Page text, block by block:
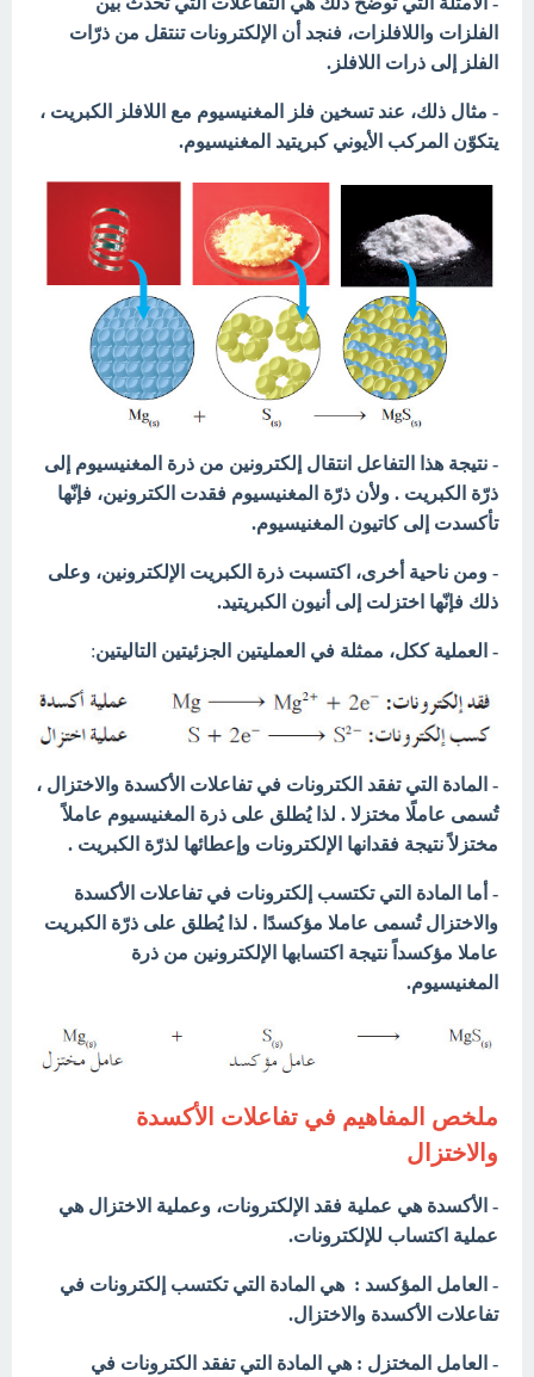
الفلزات واللافلزات، فنجد أن الإلكترونات تنتقل من ذرّات
الفلز إلى ذرات اللافلز.
- مثال ذلك، عند تسخين فلز المغنيسيوم مع اللافلز الكبريت ،
يتكوّن المركب الأيوني كبريتيد المغنيسيوم.
- نتيجة هذا التفاعل انتقال إلكترونين من ذرة المغنيسيوم إلى
ذرّة الكبريت . ولأن ذرّة المغنيسيوم فقدت الكترونين، فإنّها
تأكسدت إلى كاتيون المغنيسيوم.
- ومن ناحية أخرى، اكتسبت ذرة الكبريت الإلكترونين، وعلى
ذلك فإنّها اختزلت إلى أنيون الكبريتيد.
- العملية ككل، ممثلة في العمليتين الجزئيتين التاليتين:
- المادة التي تفقد الكترونات في تفاعلات الأكسدة والاختزال ،
تُسمى عاملًا مختزلا . لذا يُطلق على ذرة المغنيسيوم عاملاً
مختزلاً نتيجة فقدانها الإلكترونات وإعطائها لذرّة الكبريت .
- أما المادة التي تكتسب إلكترونات في تفاعلات الأكسدة
والاختزال تُسمى عاملا مؤكسدًا . لذا يُطلق على ذرّة الكبريت
عاملا مؤكسداً نتيجة اكتسابها الإلكترونين من ذرة
المغنيسيوم.
ملخص المفاهيم في تفاعلات الأكسدة
والاختزال
- الأكسدة هي عملية فقد الإلكترونات، وعملية الاختزال هي
عملية اكتساب للإلكترونات.
- العامل المؤكسد : هي المادة التي تكتسب إلكترونات في
تفاعلات الأكسدة والاختزال.
- العامل المختزل : هي المادة التي تفقد الكترونات في